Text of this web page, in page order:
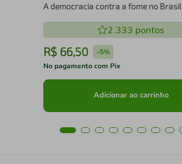
A democracia contra a fome no Brasil
2.333 pontos
R$ 66,50 -5%
No pagamento com Pix
Adicionar ao carrinho